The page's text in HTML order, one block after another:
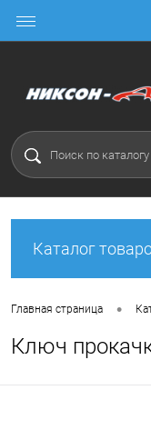
Каталог
Главная страница •
Ключ